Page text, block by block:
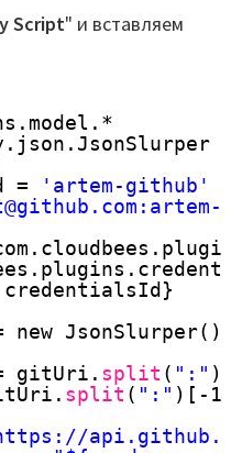
Script" и вставляем
=
'artem-github'
credentialsId}
JsonSlurper()
gitUri. split ( ":"
split ( ":" )[-